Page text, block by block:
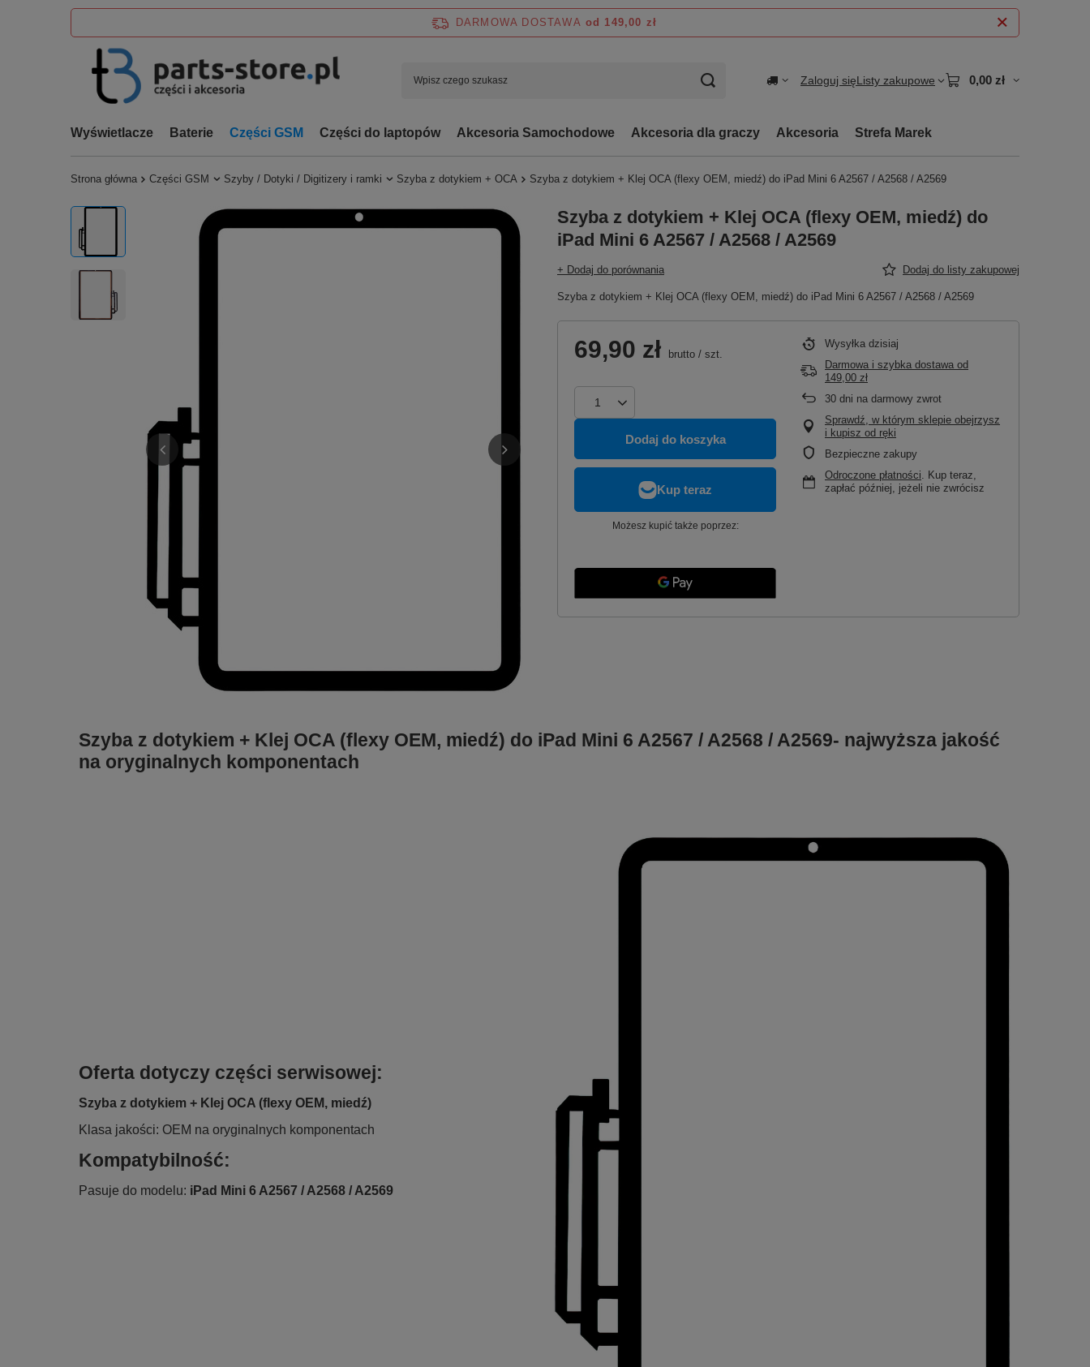
DARMOWA DOSTAWA od 149,00 zł
Zaloguj sięListy zakupowe 0,00 zł
Wyświetlacze Baterie Części GSM Części do laptopów Akcesoria Samochodowe Akcesoria dla graczy Akcesoria Strefa Marek
Strona główna Części GSM Szyby / Dotyki / Digitizery i ramki Szyba z dotykiem + OCA Szyba z dotykiem + Klej OCA (flexy OEM, miedź) do iPad Mini 6 A2567 / A2568 / A2569
Szyba z dotykiem + Klej OCA (flexy OEM, miedź) do
iPad Mini 6 A2567 / A2568 / A2569
+ Dodaj do porównania Dodaj do listy zakupowej
Szyba z dotykiem + Klej OCA (flexy OEM, miedź) do iPad Mini 6 A2567 / A2568 / A2569
69,90 zł brutto / szt.
Dodaj do koszyka
Możesz kupić także poprzez:
Wysyłka dzisiaj
Darmowa i szybka dostawa od
149,00 zł
30 dni na darmowy zwrot
Sprawdź, w którym sklepie obejrzysz
i kupisz od ręki
Bezpieczne zakupy
Odroczone płatności. Kup teraz,
zapłać później, jeżeli nie zwrócisz
Szyba z dotykiem + Klej OCA (flexy OEM, miedź) do iPad Mini 6 A2567 / A2568 / A2569- najwyższa jakość
na oryginalnych komponentach
Oferta dotyczy części serwisowej:
Szyba z dotykiem + Klej OCA (flexy OEM, miedź)
Klasa jakości: OEM na oryginalnych komponentach
Kompatybilność:
Pasuje do modelu: iPad Mini 6 A2567 / A2568 / A2569